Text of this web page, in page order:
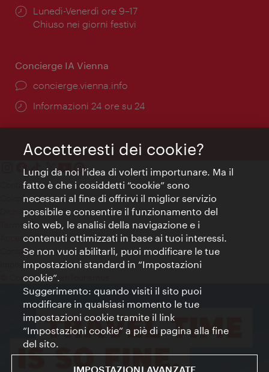
Orari
di
Lunedì-Venerdì ore 9–17
Chiuso nei giorni festivi
Concierge IA Vienna
Ort:
concierge.vienna.info
Öffnungszeiten:
Informazioni 24 ore su 24
Contatti
Colophon
Dichiarazione sulla protezione dei dati
Terms of Use
Accessibilità
Contatto stampa
Impostazioni cookie
© Copyright WienTourismus
Accetteresti dei cookie?
Lungi da noi l’idea di volerti importunare. Ma il
fatto è che i cosiddetti “cookie” sono
necessari al fine di offrirvi il miglior servizio
possibile e consentire il funzionamento del
sito web, le analisi della navigazione e i
contenuti ottimizzati in base ai tuoi interessi.
Se non vuoi abilitarli, puoi modificare le tue
impostazioni standard in “Impostazioni
cookie”.
Suggerimento: quando visiti il sito puoi
modificare in qualsiasi momento le tue
impostazioni cookie tramite il link
“Impostazioni cookie” a piè di pagina alla fine
del sito.
IMPOSTAZIONI AVANZATE